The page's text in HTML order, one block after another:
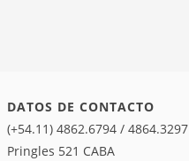
DATOS DE CONTACTO
(+54.11) 4862.6794 / 4864.3297
Pringles 521 CABA